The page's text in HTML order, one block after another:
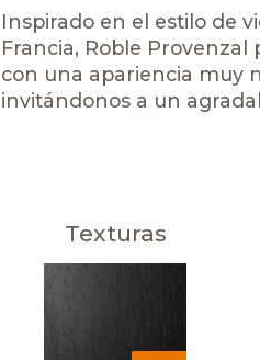
Inspirado en el estilo de
Francia, Roble
con una apariencia muy
invitándonos a un
Texturas